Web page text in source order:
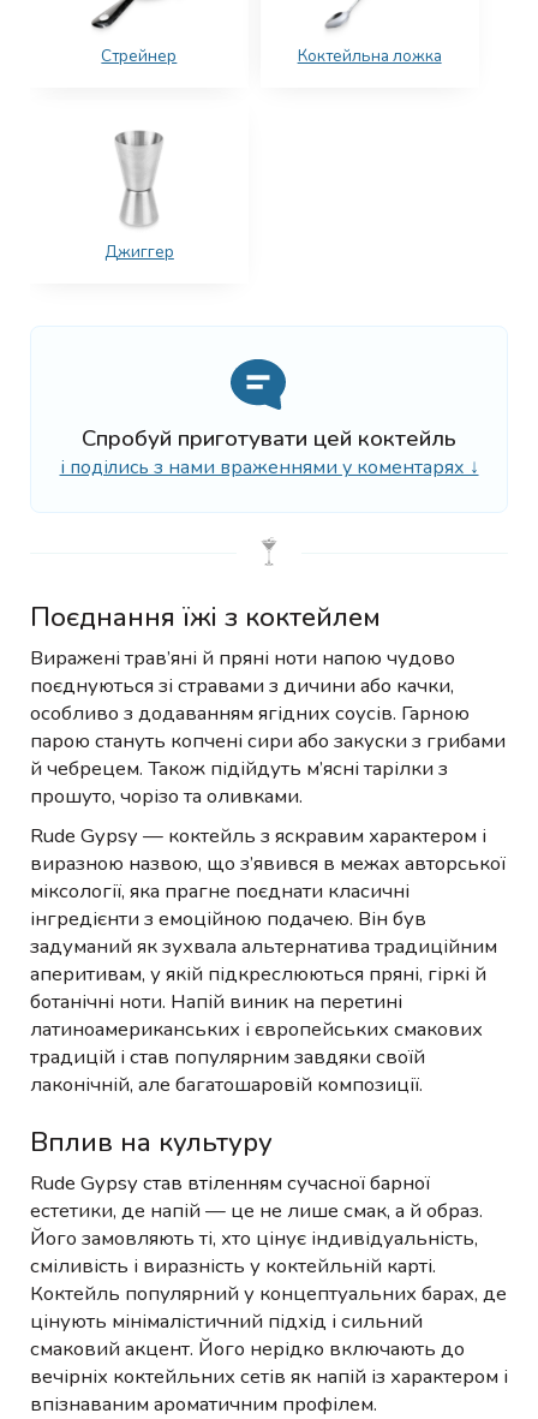
Стрейнер Коктейльна ложка
Джиггер
Спробуй приготувати цей коктейль
і поділись з нами враженнями у коментарях ↓
Поєднання їжі з коктейлем
Виражені трав’яні й пряні ноти напою чудово
поєднуються зі стравами з дичини або качки,
особливо з додаванням ягідних соусів. Гарною
парою стануть копчені сири або закуски з грибами
й чебрецем. Також підійдуть м’ясні тарілки з
прошуто, чорізо та оливками.
Rude Gypsy — коктейль з яскравим характером і
виразною назвою, що з’явився в межах авторської
міксології, яка прагне поєднати класичні
інгредієнти з емоційною подачею. Він був
задуманий як зухвала альтернатива традиційним
аперитивам, у якій підкреслюються пряні, гіркі й
ботанічні ноти. Напій виник на перетині
латиноамериканських і європейських смакових
традицій і став популярним завдяки своїй
лаконічній, але багатошаровій композиції.
Вплив на культуру
Rude Gypsy став втіленням сучасної барної
естетики, де напій — це не лише смак, а й образ.
Його замовляють ті, хто цінує індивідуальність,
сміливість і виразність у коктейльній карті.
Коктейль популярний у концептуальних барах, де
цінують мінімалістичний підхід і сильний
смаковий акцент. Його нерідко включають до
вечірніх коктейльних сетів як напій із характером і
впізнаваним ароматичним профілем.